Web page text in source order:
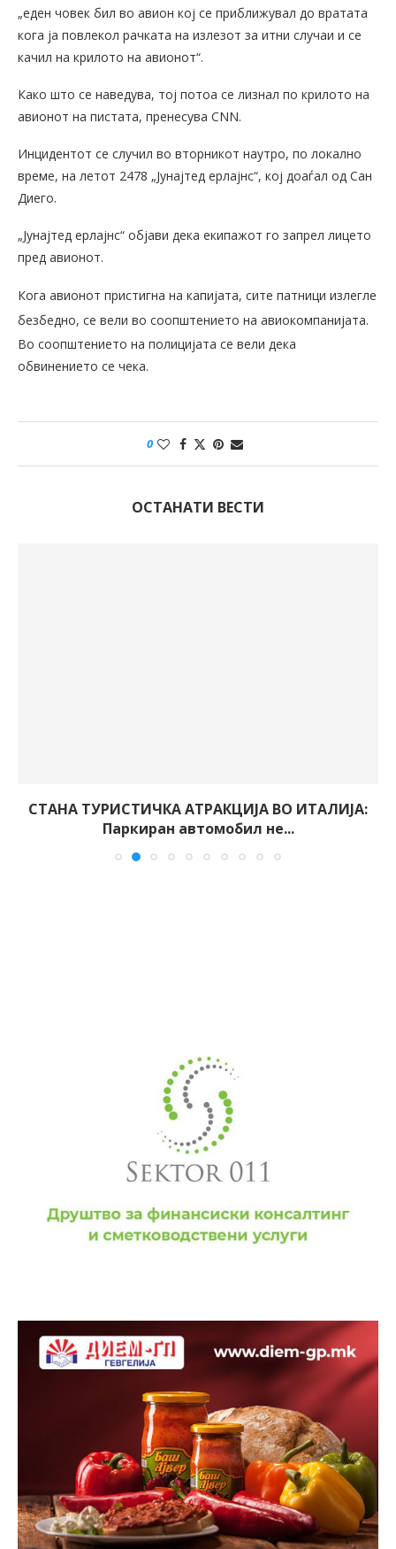
„еден човек бил во авион кој се приближувал до вратата
кога ја повлекол рачката на излезот за итни случаи и се
качил на крилото на авионот“.
Како што се наведува, тој потоа се лизнал по крилото на
авионот на пистата, пренесува CNN.
Инцидентот се случил во вторникот наутро, по локално
време, на летот 2478 „Јунајтед ерлајнс“, кој доаѓал од Сан
Диего.
„Јунајтед ерлајнс“ објави дека екипажот го запрел лицето
пред авионот.
Кога авионот пристигна на капијата, сите патници излегле
безбедно, се вели во соопштението на авиокомпанијата.
Во соопштението на полицијата се вели дека
обвинението се чека.
0
ОСТАНАТИ ВЕСТИ
СТАНА ТУРИСТИЧКА АТРАКЦИЈА ВО ИТАЛИЈА:
Паркиран автомобил не...